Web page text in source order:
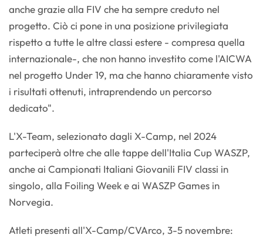
anche grazie alla FIV che ha sempre creduto nel
progetto. Ciò ci pone in una posizione privilegiata
rispetto a tutte le altre classi estere - compresa quella
internazionale-, che non hanno investito come l'AICWA
nel progetto Under 19, ma che hanno chiaramente visto
i risultati ottenuti, intraprendendo un percorso
dedicato".
L'X-Team, selezionato dagli X-Camp, nel 2024
parteciperà oltre che alle tappe dell'Italia Cup WASZP,
anche ai Campionati Italiani Giovanili FIV classi in
singolo, alla Foiling Week e ai WASZP Games in
Norvegia.
Atleti presenti all'X-Camp/CVArco, 3-5 novembre: